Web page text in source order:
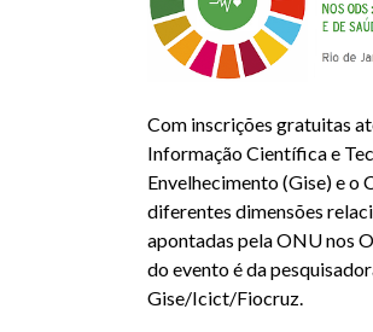
Com inscrições gratuitas
Informação Científica e
Envelhecimento (Gise) e
diferentes dimensões
apontadas pela ONU nos
do evento é da
Gise/Icict/Fiocruz.